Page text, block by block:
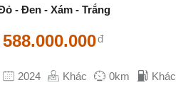
- Đen - Xám - Trắng
2024 Khác 0km Khác
588.000.000đ